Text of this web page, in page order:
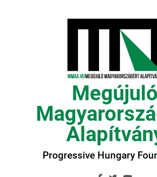
Megújuló
Progressive Hungary